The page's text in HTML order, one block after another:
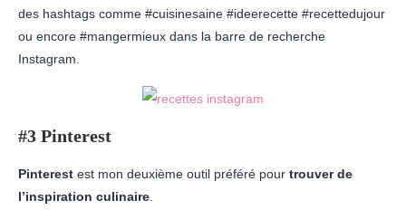
des hashtags comme #cuisinesaine #ideerecette #recettedujour
ou encore #mangermieux dans la barre de recherche
Instagram.
#3 Pinterest
Pinterest est mon deuxième outil préféré pour trouver de
l’inspiration culinaire.